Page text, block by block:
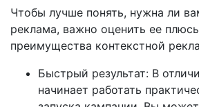
Чтобы лучше понять, нужна ли
реклама, важно оценить ее
преимущества контекстной
Быстрый результат: В
начинает работать